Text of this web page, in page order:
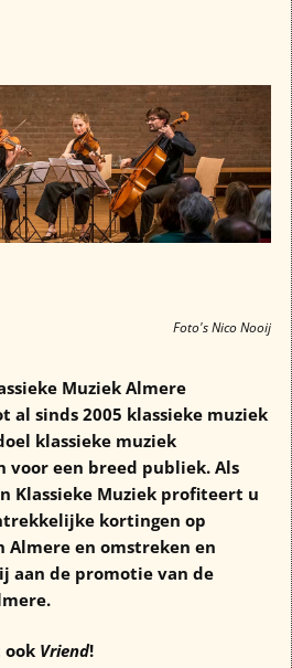
Foto's Nico Nooij
Muziek Almere
al sinds 2005 klassieke muziek
klassieke muziek
voor een breed publiek.Als
Klassieke Muziek profiteert u
kortingen op
Almere en omstreken en
aan de promotie van de
ook Vriend!